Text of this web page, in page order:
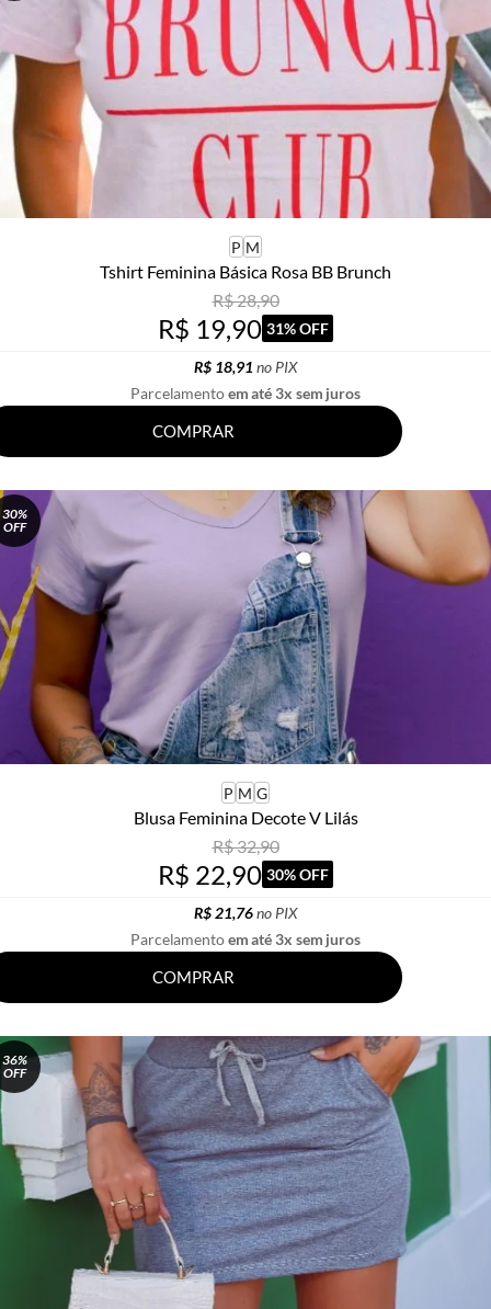
P M
Tshirt Feminina Básica Rosa BB Brunch
R$ 28,90
R$ 19,90 31% OFF
R$ 18,91 no PIX
Parcelamentoem até 3x sem juros
COMPRAR
30%
OFF
P M G
Blusa Feminina Decote V Lilás
R$ 32,90
R$ 22,90 30% OFF
R$ 21,76no PIX
Parcelamentoem até 3x sem juros
COMPRAR
36%
OFF